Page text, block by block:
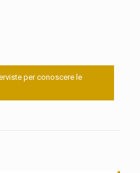
per conoscere le